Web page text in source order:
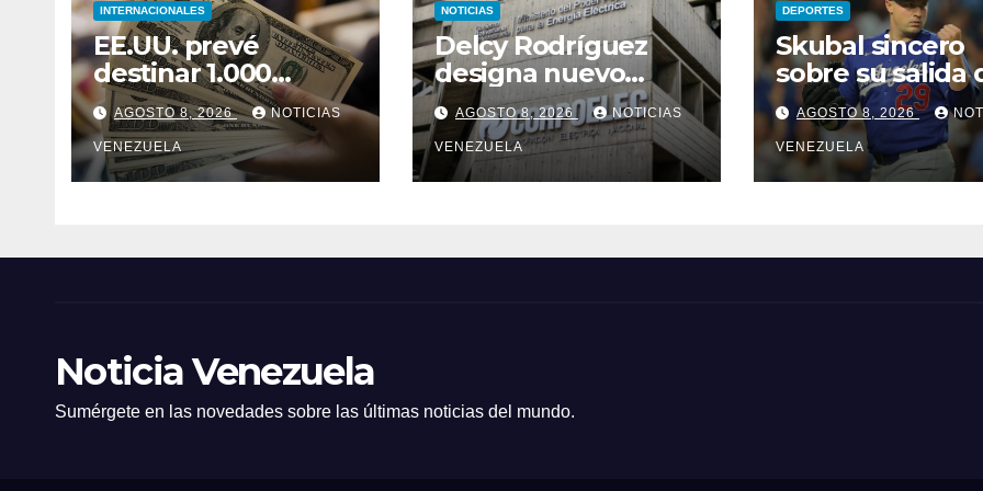
INTERNACIONALES
EE.UU. prevé
destinar 1.000
millones de dólares
a Colombia para un
paquete de
seguridad
AGOSTO 8, 2026 NOTICIAS
VENEZUELA
NOTICIAS
Delcy Rodríguez
designa nuevo
presidente de
Corpoelec y nuevo
viceministro de
Servicios Eléctricos
AGOSTO 8, 2026 NOTICIAS
VENEZUELA
DEPORTES
Skubal sincero
sobre su salida
Detroit
AGOSTO 8, 2026
VENEZUELA
Noticia Venezuela
Sumérgete en las novedades sobre las últimas noticias del mundo.